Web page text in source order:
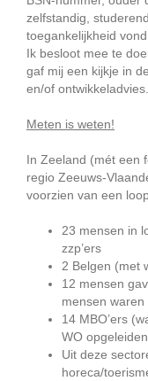
zelfstandig,
toegankelijkheid
Ik besloot mee te
gaf mij een kijkje in
en/of ontwikkeladvies.
Meten is weten!
In Zeeland (mét een
regio Zeeuws-
voorzien van een
23 mensen in
zzp’ers
2 Belgen (met
12 mensen
mensen waren
14 MBO’ers
WO opgeleiden.
Uit deze
horeca/